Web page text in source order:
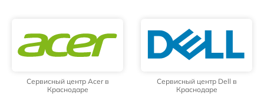
Сервисный центр Acer в
Краснодаре
Сервисный центр Dell в
Краснодаре